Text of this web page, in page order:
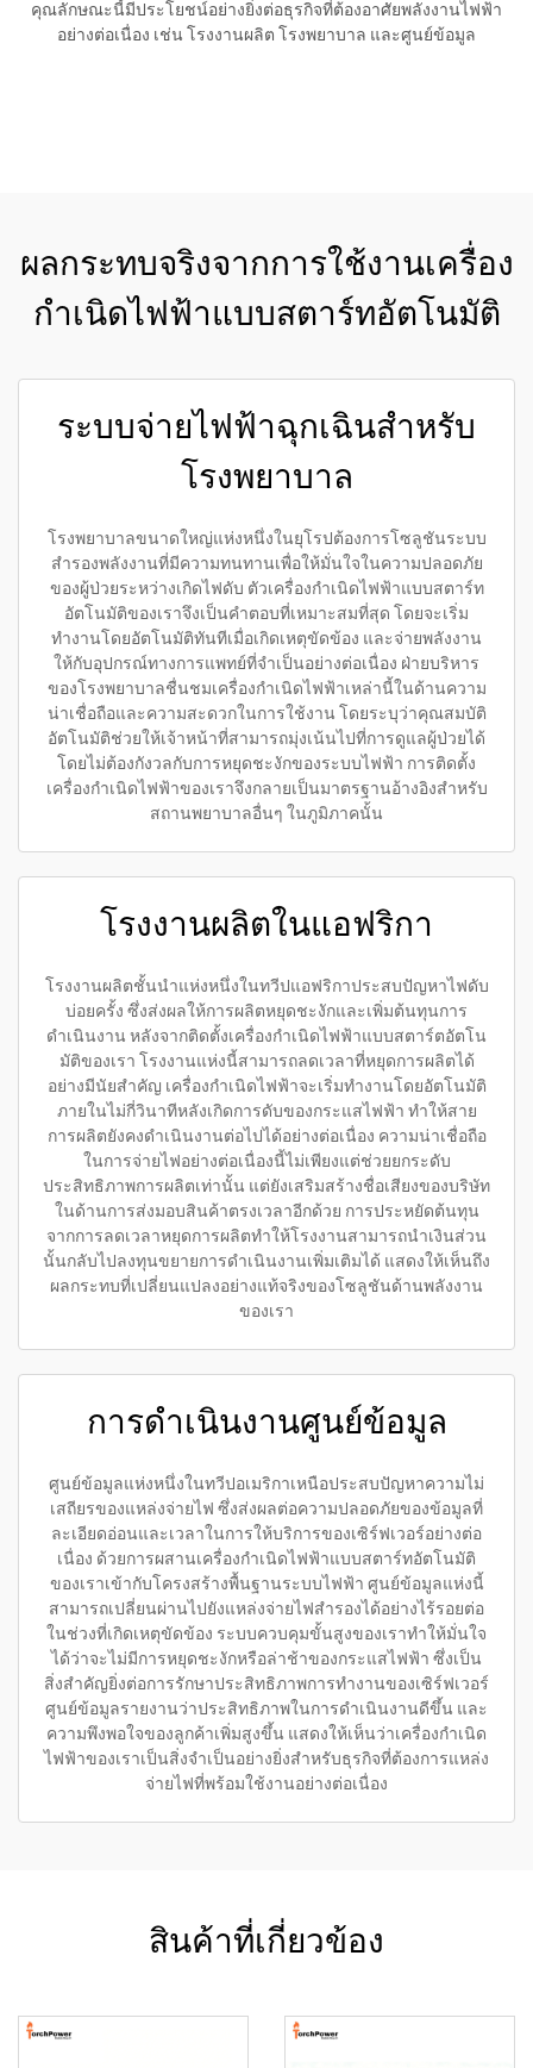
คุณลักษณะนี้มีประโยชน์อย่างยิ่งต่อธุรกิจที่ต้องอาศัยพลังงานไฟฟ้า
อย่างต่อเนื่อง เช่น โรงงานผลิต โรงพยาบาล และศูนย์ข้อมูล
ผลกระทบจริงจากการใช้งานเครื่อง
กำเนิดไฟฟ้าแบบสตาร์ทอัตโนมัติ
ระบบจ่ายไฟฟ้าฉุกเฉินสำหรับ
โรงพยาบาล
โรงพยาบาลขนาดใหญ่แห่งหนึ่งในยุโรปต้องการโซลูชันระบบ
สำรองพลังงานที่มีความทนทานเพื่อให้มั่นใจในความปลอดภัย
ของผู้ป่วยระหว่างเกิดไฟดับ ตัวเครื่องกำเนิดไฟฟ้าแบบสตาร์ท
อัตโนมัติของเราจึงเป็นคำตอบที่เหมาะสมที่สุด โดยจะเริ่ม
ทำงานโดยอัตโนมัติทันทีเมื่อเกิดเหตุขัดข้อง และจ่ายพลังงาน
ให้กับอุปกรณ์ทางการแพทย์ที่จำเป็นอย่างต่อเนื่อง ฝ่ายบริหาร
ของโรงพยาบาลชื่นชมเครื่องกำเนิดไฟฟ้าเหล่านี้ในด้านความ
น่าเชื่อถือและความสะดวกในการใช้งาน โดยระบุว่าคุณสมบัติ
อัตโนมัติช่วยให้เจ้าหน้าที่สามารถมุ่งเน้นไปที่การดูแลผู้ป่วยได้
โดยไม่ต้องกังวลกับการหยุดชะงักของระบบไฟฟ้า การติดตั้ง
เครื่องกำเนิดไฟฟ้าของเราจึงกลายเป็นมาตรฐานอ้างอิงสำหรับ
สถานพยาบาลอื่นๆ ในภูมิภาคนั้น
โรงงานผลิตในแอฟริกา
โรงงานผลิตชั้นนำแห่งหนึ่งในทวีปแอฟริกาประสบปัญหาไฟดับ
บ่อยครั้ง ซึ่งส่งผลให้การผลิตหยุดชะงักและเพิ่มต้นทุนการ
ดำเนินงาน หลังจากติดตั้งเครื่องกำเนิดไฟฟ้าแบบสตาร์ตอัตโน
มัติของเรา โรงงานแห่งนี้สามารถลดเวลาที่หยุดการผลิตได้
อย่างมีนัยสำคัญ เครื่องกำเนิดไฟฟ้าจะเริ่มทำงานโดยอัตโนมัติ
ภายในไม่กี่วินาทีหลังเกิดการดับของกระแสไฟฟ้า ทำให้สาย
การผลิตยังคงดำเนินงานต่อไปได้อย่างต่อเนื่อง ความน่าเชื่อถือ
ในการจ่ายไฟอย่างต่อเนื่องนี้ไม่เพียงแต่ช่วยยกระดับ
ประสิทธิภาพการผลิตเท่านั้น แต่ยังเสริมสร้างชื่อเสียงของบริษัท
ในด้านการส่งมอบสินค้าตรงเวลาอีกด้วย การประหยัดต้นทุน
จากการลดเวลาหยุดการผลิตทำให้โรงงานสามารถนำเงินส่วน
นั้นกลับไปลงทุนขยายการดำเนินงานเพิ่มเติมได้ แสดงให้เห็นถึง
ผลกระทบที่เปลี่ยนแปลงอย่างแท้จริงของโซลูชันด้านพลังงาน
ของเรา
การดำเนินงานศูนย์ข้อมูล
ศูนย์ข้อมูลแห่งหนึ่งในทวีปอเมริกาเหนือประสบปัญหาความไม่
เสถียรของแหล่งจ่ายไฟ ซึ่งส่งผลต่อความปลอดภัยของข้อมูลที่
ละเอียดอ่อนและเวลาในการให้บริการของเซิร์ฟเวอร์อย่างต่อ
เนื่อง ด้วยการผสานเครื่องกำเนิดไฟฟ้าแบบสตาร์ทอัตโนมัติ
ของเราเข้ากับโครงสร้างพื้นฐานระบบไฟฟ้า ศูนย์ข้อมูลแห่งนี้
สามารถเปลี่ยนผ่านไปยังแหล่งจ่ายไฟสำรองได้อย่างไร้รอยต่อ
ในช่วงที่เกิดเหตุขัดข้อง ระบบควบคุมขั้นสูงของเราทำให้มั่นใจ
ได้ว่าจะไม่มีการหยุดชะงักหรือล่าช้าของกระแสไฟฟ้า ซึ่งเป็น
สิ่งสำคัญยิ่งต่อการรักษาประสิทธิภาพการทำงานของเซิร์ฟเวอร์
ศูนย์ข้อมูลรายงานว่าประสิทธิภาพในการดำเนินงานดีขึ้น และ
ความพึงพอใจของลูกค้าเพิ่มสูงขึ้น แสดงให้เห็นว่าเครื่องกำเนิด
ไฟฟ้าของเราเป็นสิ่งจำเป็นอย่างยิ่งสำหรับธุรกิจที่ต้องการแหล่ง
จ่ายไฟที่พร้อมใช้งานอย่างต่อเนื่อง
สินค้าที่เกี่ยวข้อง